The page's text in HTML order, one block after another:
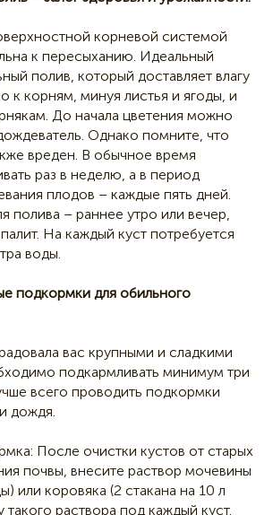
корневой системой
к пересыханию. Идеальный
полив, который доставляет влагу
к корням, минуя листья и ягоды, и
До начала цветения можно
Однако помните, что
вреден. В обычное время
раз в неделю, а в период
плодов – каждые пять дней.
полива – раннее утро или вечер,
На каждый куст потребуется
воды.
подкормки для обильного
вас крупными и сладкими
подкармливать минимум три
всего проводить подкормки
дождя.
После очистки кустов от старых
почвы, внесите раствор мочевины
или коровяка (2 стакана на 10 л
раствора под каждый куст.